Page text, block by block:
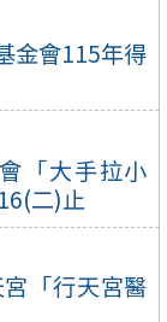
金會115年得
「大手拉小
二)止
「行天宮醫